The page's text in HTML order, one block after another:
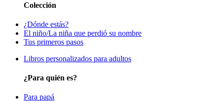
Colección
¿Dónde estás?
El niño/La niña que perdió su nombre
Tus primeros pasos
Libros personalizados para adultos
¿Para quién es?
Para papá